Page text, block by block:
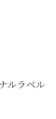
ルラベル